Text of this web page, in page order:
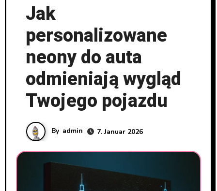
Jak
personalizowane
neony do auta
odmieniają wygląd
Twojego pojazdu
By admin 7. Januar 2026